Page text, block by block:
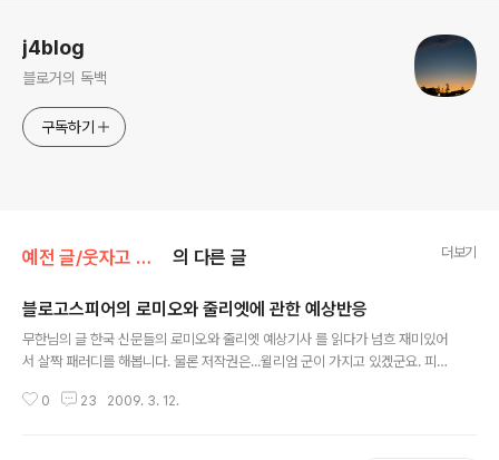
j4blog
블로거의 독백
구독하기
예전 글/웃자고 쓴 글 의 다른 글 더보기
블로고스피어의 로미오와 줄리엣에 관한 예상반응
무한님의 글 한국 신문들의 로미오와 줄리엣 예상기사 를 읽다가 넘흐 재미있어
서 살짝 패러디를 해봅니다. 물론 저작권은...윌리엄 군이 가지고 있겠군요. 피쓰
블로그나 기업등을 비난하거나 폄하한 글은 절대 아닙니다. '특정기업 폄하' '특
0 23 2009. 3. 12.